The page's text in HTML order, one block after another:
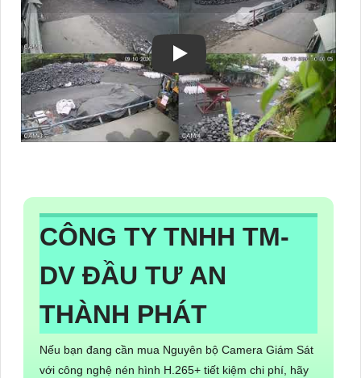
CÔNG TY TNHH TM-
DV ĐẦU TƯ AN
THÀNH PHÁT
Nếu bạn đang cần mua Nguyên bộ Camera Giám Sát
với công nghệ nén hình H.265+ tiết kiệm chi phí, hãy